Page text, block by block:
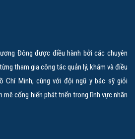
Xem chi tiết
Đông được điều hành bởi các chuyên
tham gia công tác quản lý, khám và điều
Chí Minh, cùng với đội ngũ y bác sỹ giỏi
mê cống hiến phát triển trong lĩnh vực nhãn